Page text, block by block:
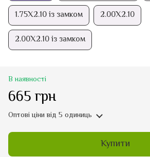
1.75Х2.10 із замком
2.00Х2.10
2.00Х2.10 із замком
В наявності
665 грн
Оптові ціни від 5 одиниць
Купити